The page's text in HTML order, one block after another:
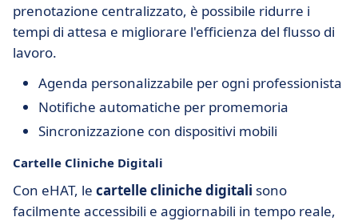
prenotazione centralizzato, è possibile ridurre i
tempi di attesa e migliorare l'efficienza del flusso di
lavoro.
Agenda personalizzabile per ogni professionista
Notifiche automatiche per promemoria
Sincronizzazione con dispositivi mobili
Cartelle Cliniche Digitali
Con eHAT, le cartelle cliniche digitali sono
facilmente accessibili e aggiornabili in tempo reale,